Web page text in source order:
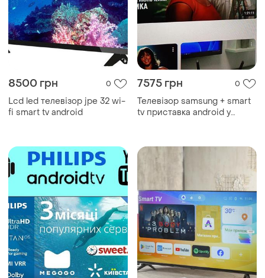
8500 грн 0
Lcd led телевізор jpe 32 wi-
fi smart tv android
7575 грн 0
Телевізор samsung + smart
tv приставка android у
яка має бути відпрацьована